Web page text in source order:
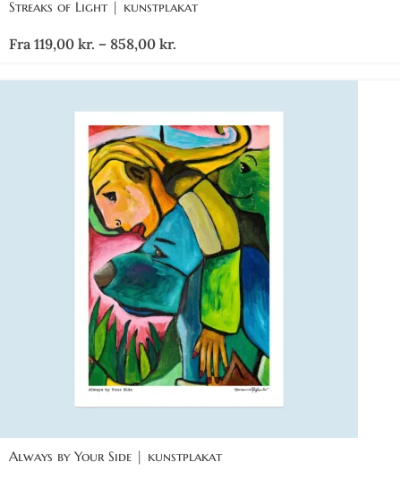
Streaks of Light | kunstplakat
Fra 119,00 kr. – 858,00 kr.
Always by Your Side | kunstplakat